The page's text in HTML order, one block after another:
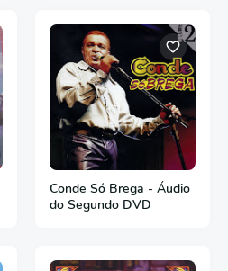
Conde Só Brega - Áudio
do Segundo DVD